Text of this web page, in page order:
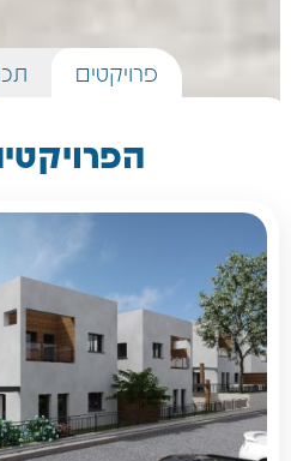
פרויקטים